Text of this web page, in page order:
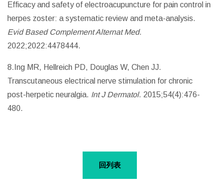
Efficacy and safety of electroacupuncture for pain control in
herpes zoster: a systematic review and meta-analysis.
Evid Based Complement Alternat Med.
2022;2022:4478444.
8.Ing MR, Hellreich PD, Douglas W, Chen JJ.
Transcutaneous electrical nerve stimulation for chronic
post-herpetic neuralgia. Int J Dermatol. 2015;54(4):476-
480.
回列表